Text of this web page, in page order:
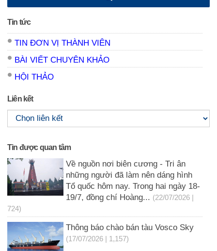
Tin tức
TIN ĐƠN VỊ THÀNH VIÊN
BÀI VIẾT CHUYÊN KHẢO
HỘI THẢO
Liên kết
Tin được quan tâm
Về nguồn nơi biên cương - Tri ân
những người đã làm nên dáng hình
Tổ quốc hôm nay. Trong hai ngày 18-
19/7, đồng chí Hoàng... (22/07/2026 |
724)
Thông báo chào bán tàu Vosco Sky
(17/07/2026 | 1,157)